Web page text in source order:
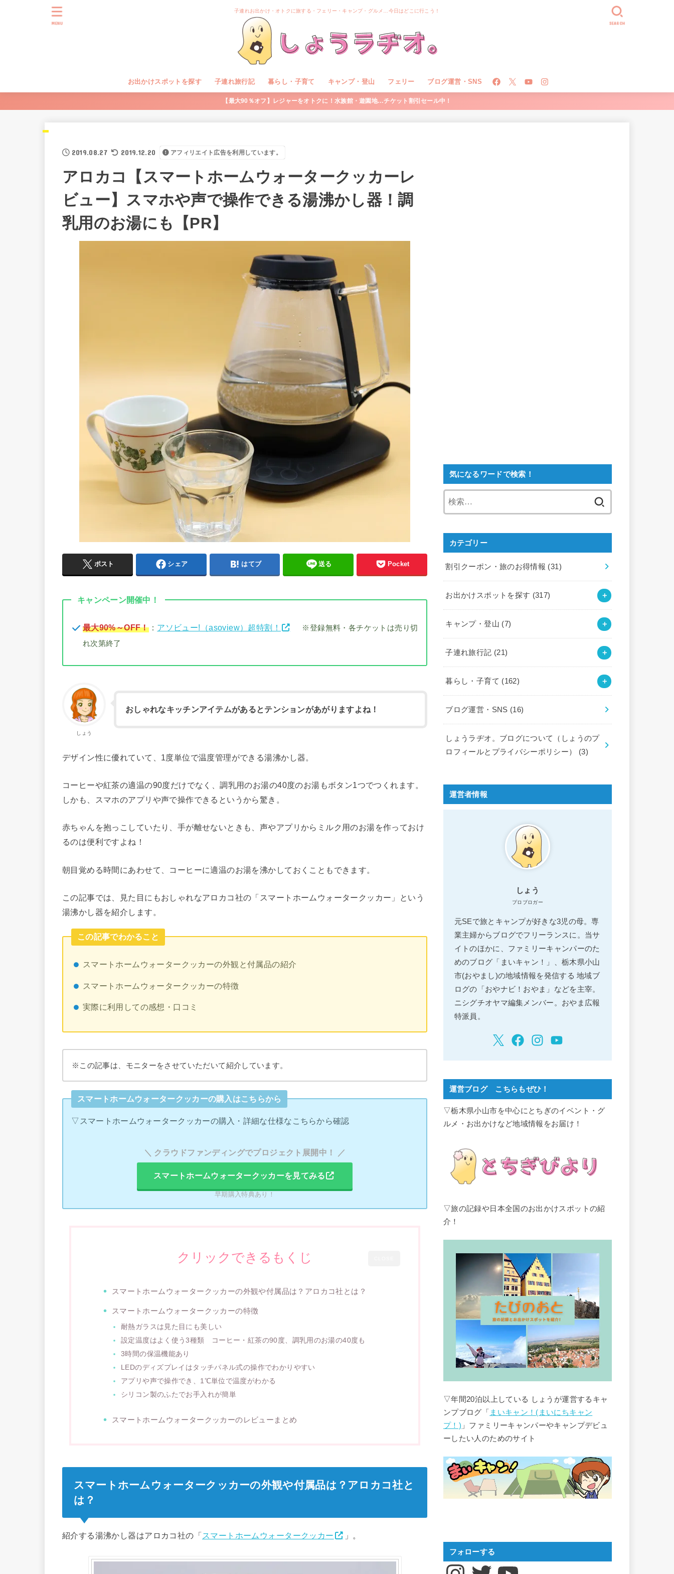
子連れお出かけ・オトクに旅する・フェリー・キャンプ・グルメ…今日はどこに行こう！
お出かけスポットを探す 子連れ旅行記 暮らし・子育て キャンプ・登山 フェリー ブログ運営・SNS
SEARCH
MENU
【最大90％オフ】レジャーをオトクに！水族館・遊園地…チケット割引セール中！
2019.08.27 2019.12.20 アフィリエイト広告を利用しています。
アロカコ【スマートホームウォータークッカーレ
ビュー】スマホや声で操作できる湯沸かし器！調
乳用のお湯にも【PR】
ポスト シェア はてブ 送る Pocket
キャンペーン開催中！
最大90%～OFF！： アソビュー!（asoview）超特割！
※登録無料・各チケットは売り切
れ次第終了
しょう
おしゃれなキッチンアイテムがあるとテンションがあがりますよね！
デザイン性に優れていて、1度単位で温度管理ができる湯沸かし器。
コーヒーや紅茶の適温の90度だけでなく、調乳用のお湯の40度のお湯もボタン1つでつくれます。
しかも、スマホのアプリや声で操作できるというから驚き。
赤ちゃんを抱っこしていたり、手が離せないときも、声やアプリからミルク用のお湯を作っておけ
るのは便利ですよね！
朝目覚める時間にあわせて、コーヒーに適温のお湯を沸かしておくこともできます。
この記事では、見た目にもおしゃれなアロカコ社の「スマートホームウォータークッカー」という
湯沸かし器を紹介します。
この記事でわかること
スマートホームウォータークッカーの外観と付属品の紹介
スマートホームウォータークッカーの特徴
実際に利用しての感想・口コミ
※この記事は、モニターをさせていただいて紹介しています。
スマートホームウォータークッカーの購入はこちらから
▽スマートホームウォータークッカーの購入・詳細な仕様なこちらから確認
＼ クラウドファンディングでプロジェクト展開中！ ／
スマートホームウォータークッカーを見てみる
早期購入特典あり！
クリックできるもくじ
スマートホームウォータークッカーの外観や付属品は？アロカコ社とは？
スマートホームウォータークッカーの特徴
耐熱ガラスは見た目にも美しい
設定温度はよく使う3種類 コーヒー・紅茶の90度、調乳用のお湯の40度も
3時間の保温機能あり
LEDのディズプレイはタッチパネル式の操作でわかりやすい
アプリや声で操作でき、1℃単位で温度がわかる
シリコン製のふたでお手入れが簡単
スマートホームウォータークッカーのレビューまとめ
スマートホームウォータークッカーの外観や付属品は？アロカコ社と
は？
紹介する湯沸かし器はアロカコ社の「スマートホームウォータークッカー 」。
気になるワードで検索！
カテゴリー
割引クーポン・旅のお得情報 (31)
お出かけスポットを探す (317)
キャンプ・登山 (7)
子連れ旅行記 (21)
暮らし・子育て (162)
ブログ運営・SNS (16)
しょうラヂオ。ブログについて（しょうのプ
ロフィールとプライバシーポリシー） (3)
運営者情報
しょう
プロブロガー
元SEで旅とキャンプが好きな3児の母。専
業主婦からブログでフリーランスに。当サ
イトのほかに、ファミリーキャンパーのた
めのブログ「まいキャン！」、栃木県小山
市(おやまし)の地域情報を発信する 地域ブ
ログの「おやナビ！おやま」などを主宰。
ニシグチオヤマ編集メンバー。おやま広報
特派員。
運営ブログ こちらもぜひ！
▽栃木県小山市を中心にとちぎのイベント・グ
ルメ・お出かけなど地域情報をお届け！
▽旅の記録や日本全国のお出かけスポットの紹
介！
▽年間20泊以上している しょうが運営するキャ
ンプブログ「 まいキャン！(まいにちキャン
プ！) 」ファミリーキャンパーやキャンプデビュ
ーしたい人のためのサイト
フォローする
InstagramTwitter YouTube